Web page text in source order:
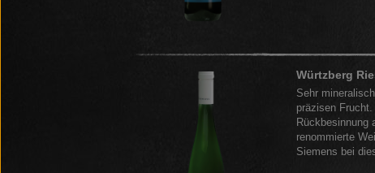
Würtzberg
Sehr
präzisen
Rückbesinnung
renommierte
Siemens bei